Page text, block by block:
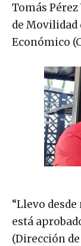
Tomás
de Movilidad
Económico
“Llevo
está
(Dirección